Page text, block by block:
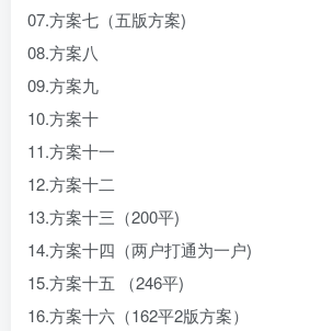
07.方案七（五版方案)
08.方案八
09.方案九
10.方案十
11.方案十一
12.方案十二
13.方案十三（200平)
14.方案十四（两户打通为一户)
15.方案十五 （246平)
16.方案十六（162平2版方案）